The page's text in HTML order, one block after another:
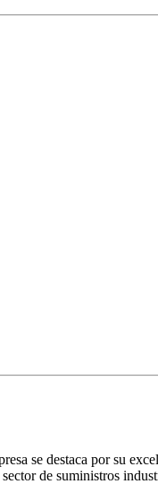
se destaca por su
de suministros